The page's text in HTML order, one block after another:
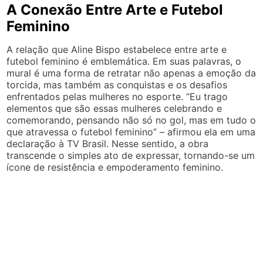
A Conexão Entre Arte e Futebol
Feminino
A relação que Aline Bispo estabelece entre arte e
futebol feminino é emblemática. Em suas palavras, o
mural é uma forma de retratar não apenas a emoção da
torcida, mas também as conquistas e os desafios
enfrentados pelas mulheres no esporte. “Eu trago
elementos que são essas mulheres celebrando e
comemorando, pensando não só no gol, mas em tudo o
que atravessa o futebol feminino” – afirmou ela em uma
declaração à TV Brasil. Nesse sentido, a obra
transcende o simples ato de expressar, tornando-se um
ícone de resistência e empoderamento feminino.